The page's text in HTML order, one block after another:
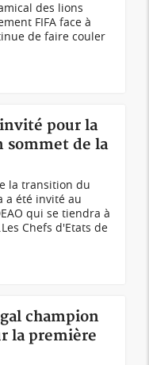
des lions
FIFA face à
de faire couler
pour la
sommet de la
la transition du
a été invité au
qui se tiendra à
Chefs d'Etats de
champion
la première